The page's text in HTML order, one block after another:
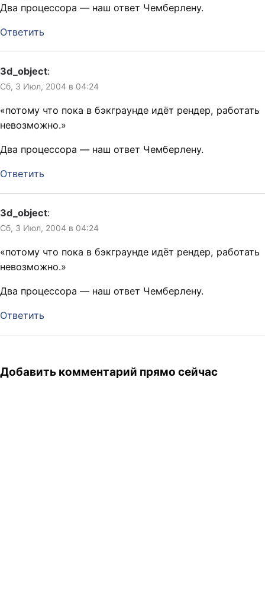
Два процессора — наш ответ Чемберлену.
Ответить
3d_object:
Сб, 3 Июл, 2004 в 04:24
«потому что пока в бэкграунде идёт рендер, работать
невозможно.»
Два процессора — наш ответ Чемберлену.
Ответить
3d_object:
Сб, 3 Июл, 2004 в 04:24
«потому что пока в бэкграунде идёт рендер, работать
невозможно.»
Два процессора — наш ответ Чемберлену.
Ответить
Добавить комментарий прямо сейчас